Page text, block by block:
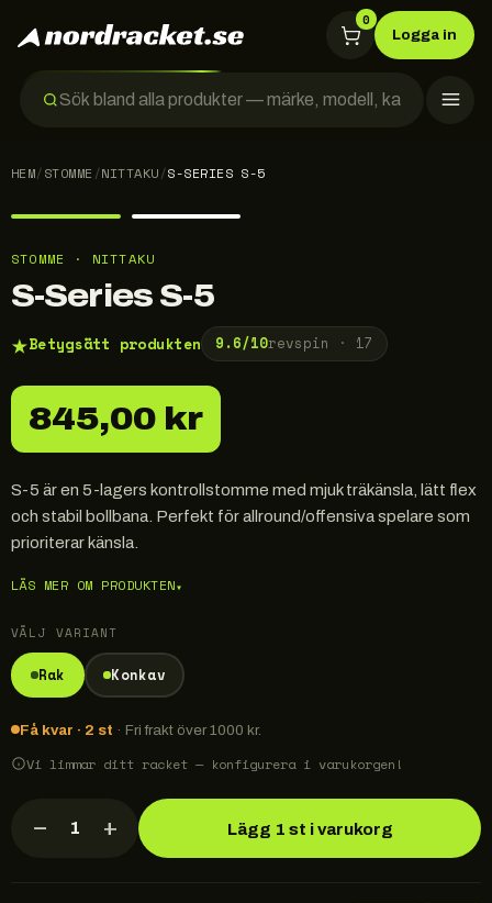
0
Logga in
HEM/STOMME /NITTAKU/S-SERIES S-5
STOMME · NITTAKU
S-Series S-5
★Betygsätt produkten 9.6/10revspin · 17
845,00 kr
S-5 är en 5-lagers kontrollstomme med mjuk träkänsla, lätt flex
och stabil bollbana. Perfekt för allround/offensiva spelare som
prioriterar känsla.
LÄS MER OM PRODUKTEN▾
VÄLJ VARIANT
Rak Konkav
Få kvar · 2 st · Fri frakt över 1000 kr.
Vi limmar ditt racket — konfigurera i varukorgen!
− 1 + Lägg 1 st i varukorg